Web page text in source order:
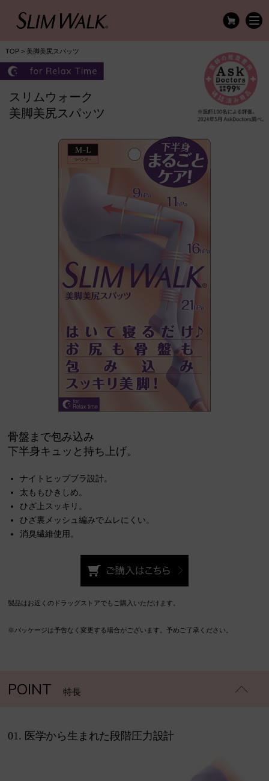
TOP> 美脚美尻スパッツ
スリムウォーク
美脚美尻スパッツ
骨盤まで包み込み
下半身キュッと持ち上げ。
ナイトヒップブラ設計。
太ももひきしめ。
ひざ上スッキリ。
ひざ裏メッシュ編みでムレにくい。
消臭繊維使用。
製品はお近くのドラッグストアでもご購入いただけます。
※パッケージは予告なく変更する場合がございます。予めご了承ください。
POINT 特長
01. 医学から生まれた段階圧力設計